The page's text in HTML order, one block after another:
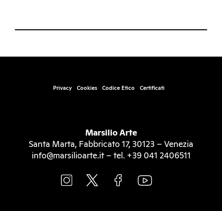
Privacy Cookies Codice Etico Certificati
Marsilio Arte
Santa Marta, Fabbricato 17, 30123 – Venezia
info@marsilioarte.it – tel. +39 041 2406511